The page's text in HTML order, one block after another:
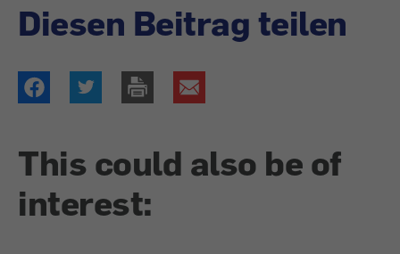
Diesen Beitrag teilen
This could also be of
interest: